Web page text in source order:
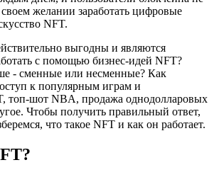
желании заработать цифровые
NFT.
выгодны и являются
с помощью бизнес-идей NFT?
- сменные или несменные? Как
к популярным играм и
топ-шот NBA, продажа однодолларовых
Чтобы получить правильный ответ,
что такое NFT и как он работает.